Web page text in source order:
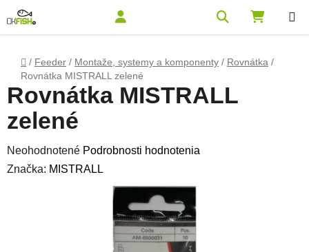
Domov
/ Feeder / Montaže, systemy a komponenty / Rovnátka /
Rovnátka MISTRALL zelené
Rovnátka MISTRALL
zelené
Priemerné hodnotenie produktu je 0,0 z 5 hviezdičiek.
Neohodnotené Podrobnosti hodnotenia
Značka: MISTRALL